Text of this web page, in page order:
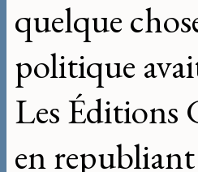
quelque
politique
Les Éditions
en